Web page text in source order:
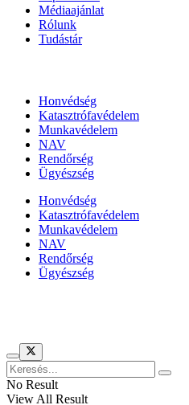
Médiaajánlat
Rólunk
Tudástár
Honvédség
Katasztrófavédelem
Munkavédelem
NAV
Rendőrség
Ügyészség
Honvédség
Katasztrófavédelem
Munkavédelem
NAV
Rendőrség
Ügyészség
No Result
View All Result